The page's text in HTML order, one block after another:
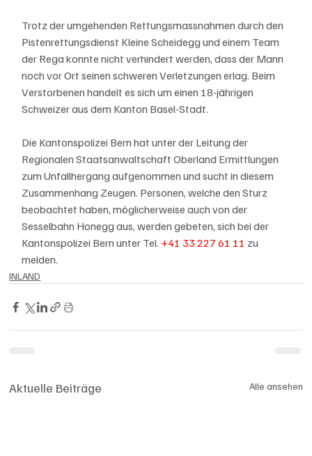
Trotz der umgehenden Rettungsmassnahmen durch den
Pistenrettungsdienst Kleine Scheidegg und einem Team
der Rega konnte nicht verhindert werden, dass der Mann
noch vor Ort seinen schweren Verletzungen erlag. Beim
Verstorbenen handelt es sich um einen 18-jährigen
Schweizer aus dem Kanton Basel-Stadt.
Die Kantonspolizei Bern hat unter der Leitung der
Regionalen Staatsanwaltschaft Oberland Ermittlungen
zum Unfallhergang aufgenommen und sucht in diesem
Zusammenhang Zeugen. Personen, welche den Sturz
beobachtet haben, möglicherweise auch von der
Sesselbahn Honegg aus, werden gebeten, sich bei der
Kantonspolizei Bern unter Tel. +41 33 227 61 11 zu
melden.
INLAND
Aktuelle Beiträge Alle ansehen